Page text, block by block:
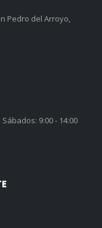
Pedro del Arroyo,
9:00 - 14:00